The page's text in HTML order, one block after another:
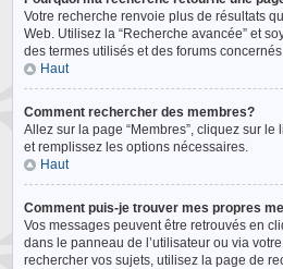
Votre recherche renvoie plus de résultats
Web. Utilisez la “Recherche avancée” et
des termes utilisés et des forums
Haut
Comment rechercher des membres?
Allez sur la page “Membres”, cliquez sur le
et remplissez les options nécessaires.
Haut
Comment puis-je trouver mes propres
Vos messages peuvent être retrouvés en
dans le panneau de l’utilisateur ou via
rechercher vos sujets, utilisez la page de